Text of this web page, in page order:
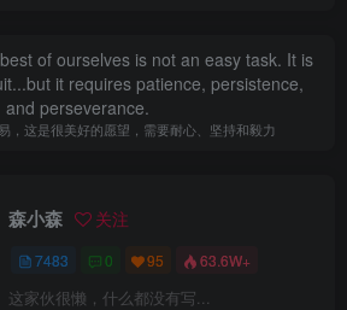
of ourselves is not an easy task. It is
it requires patience, persistence,
and perseverance.
，这是很美好的愿望，需要耐心、坚持和毅力
森小森 关注
7483 0 95 63.6W+
这家伙很懒，什么都没有写...